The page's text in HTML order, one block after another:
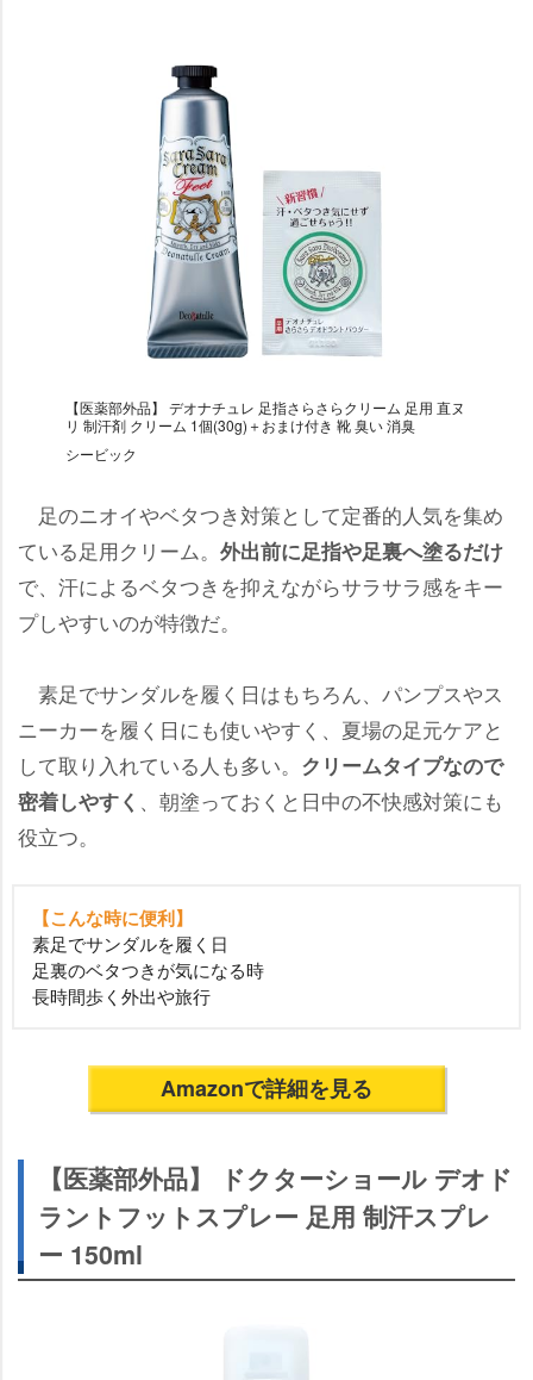
【医薬部外品】 デオナチュレ 足指さらさらクリーム 足用 直ヌ
リ 制汗剤 クリーム 1個(30g)＋おまけ付き 靴 臭い 消臭
シービック
足のニオイやベタつき対策として定番的人気を集め
ている足用クリーム。 外出前に足指や足裏へ塗るだけ
で、汗によるベタつきを抑えながらサラサラ感をキー
プしやすいのが特徴だ。
素足でサンダルを履く日はもちろん、パンプスやス
ニーカーを履く日にも使いやすく、夏場の足元ケアと
して取り入れている人も多い。 クリームタイプなので
密着しやすく 、朝塗っておくと日中の不快感対策にも
役立つ。
【こんな時に便利】
素足でサンダルを履く日
足裏のベタつきが気になる時
長時間歩く外出や旅行
Amazonで詳細を見る
【医薬部外品】 ドクターショール デオド
ラントフットスプレー 足用 制汗スプレ
ー 150ml